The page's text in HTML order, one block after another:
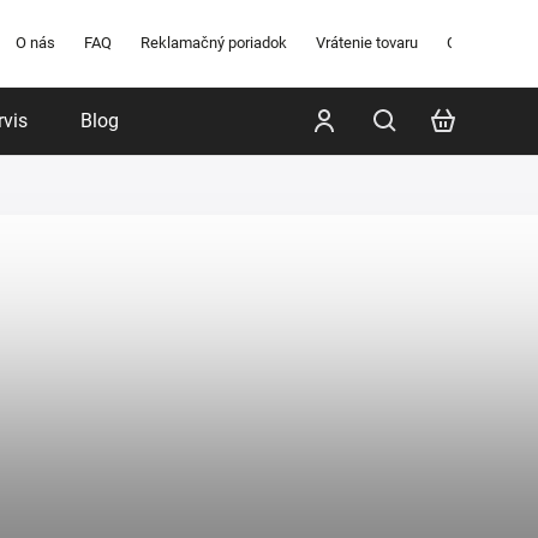
O nás FAQ Reklamačný poriadok Vrátenie tovaru Obchodné
Blog Značky